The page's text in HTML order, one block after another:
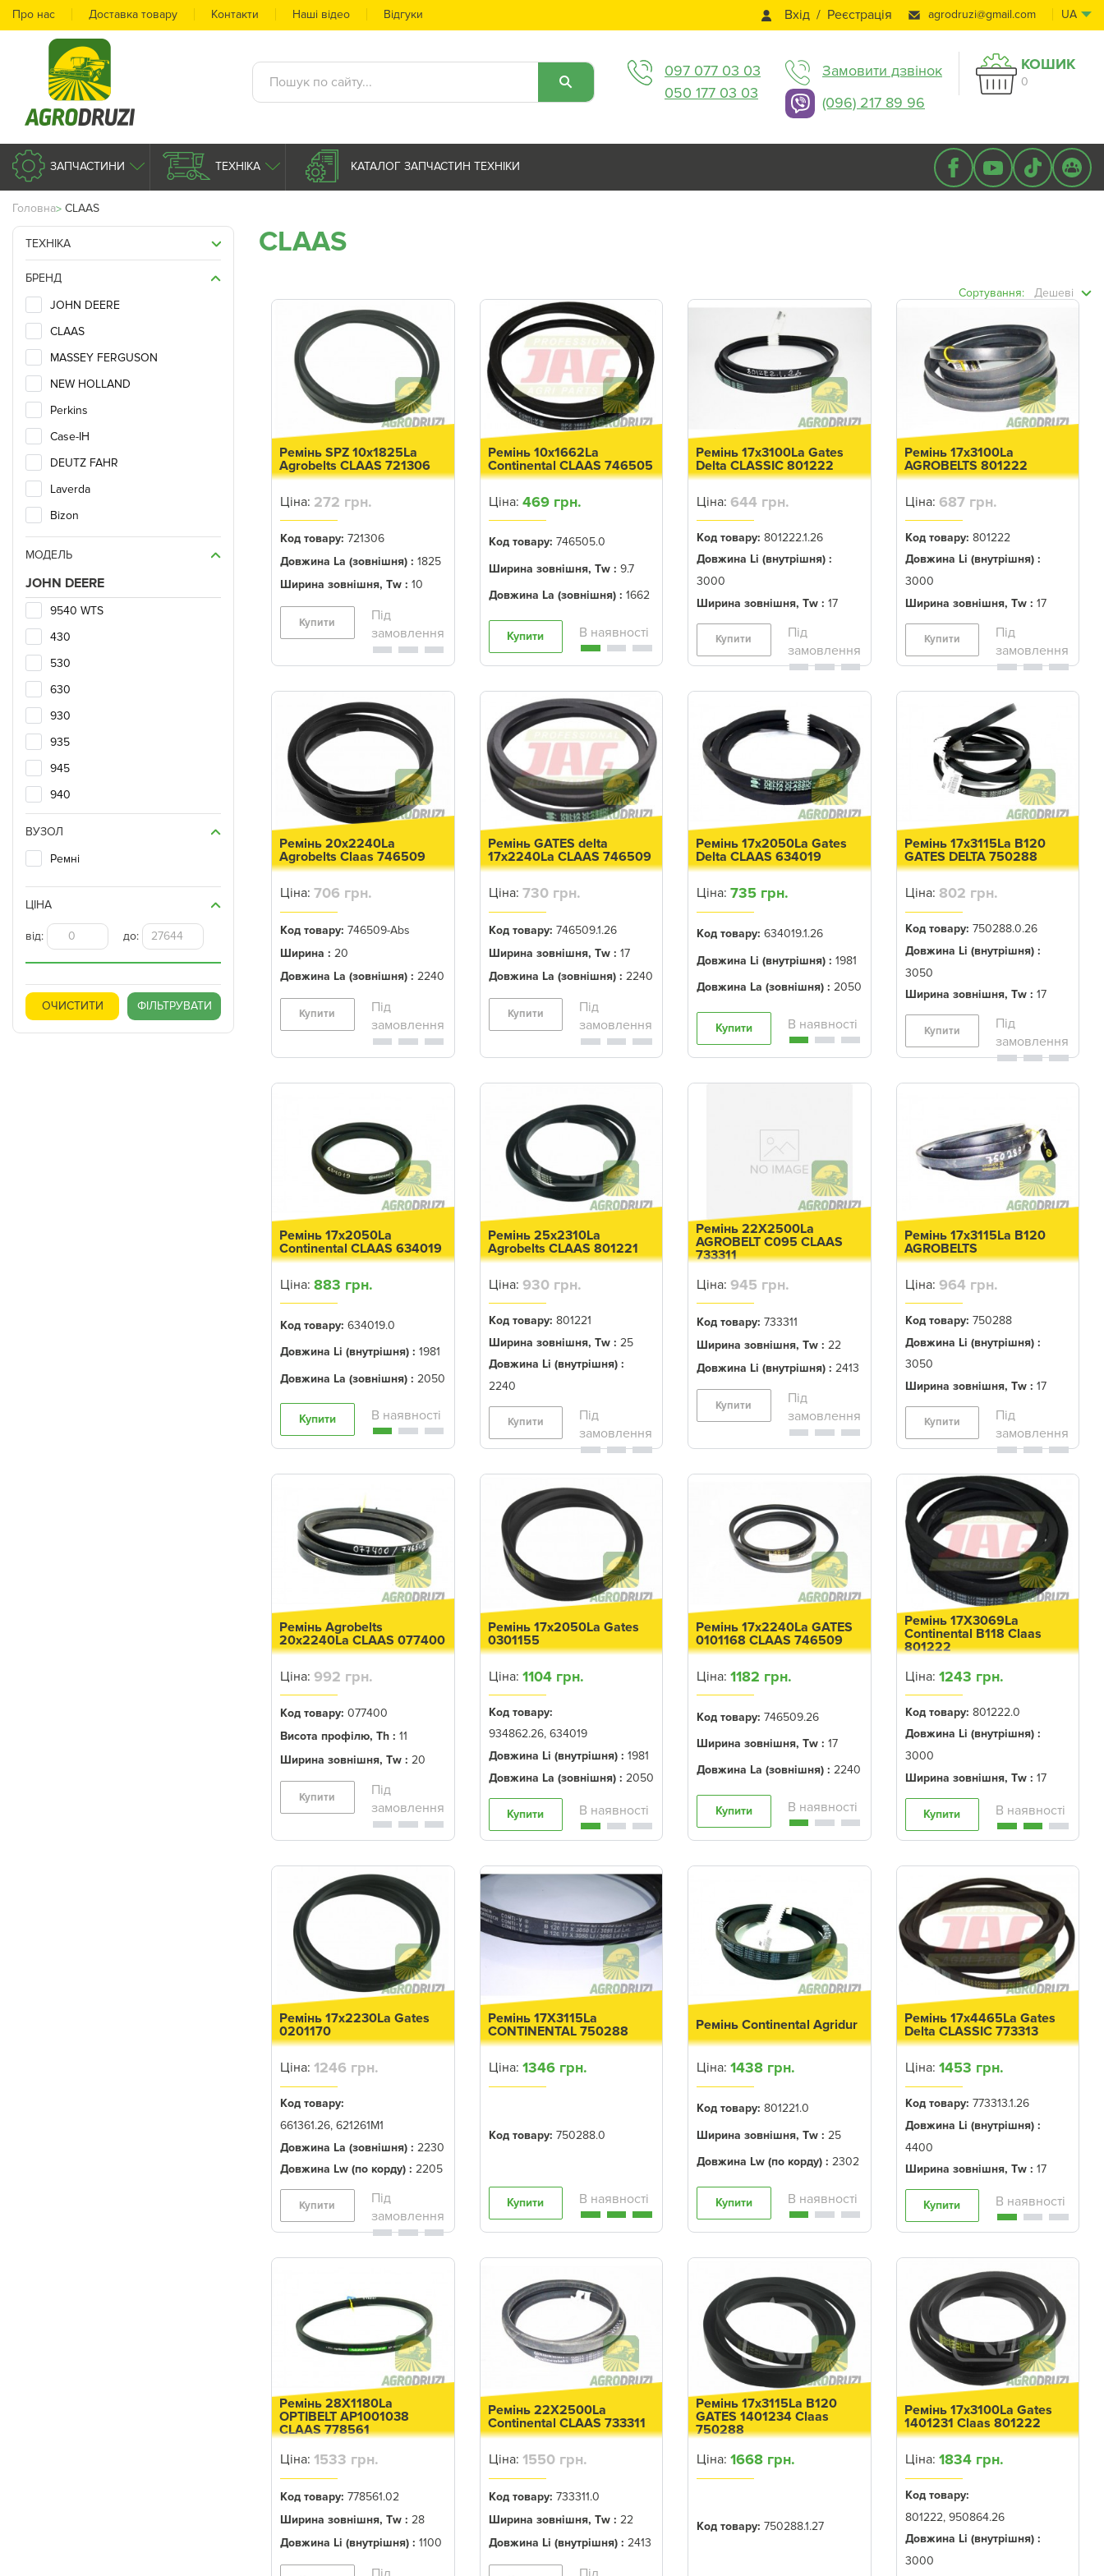
Про нас Доставка товару Контакти Наші відео Відгуки Вхід Реєстрація agrodruzi@gmail.com UA
097 077 03 03
050 177 03 03
Замовити дзвінок
(096) 217 89 96
КОШИК
0
ЗАПЧАСТИНИ ТЕХНІКА КАТАЛОГ ЗАПЧАСТИН ТЕХНІКИ
Головна CLAAS
ТЕХНІКА
БРЕНД
JOHN DEERE
CLAAS
MASSEY FERGUSON
NEW HOLLAND
Perkins
Case-IH
DEUTZ FAHR
Laverda
Bizon
FORD
SAMPO
МОДЕЛЬ
JOHN DEERE
9540 WTS
430
530
630
930
935
945
940
7020
4630
4430
4020
ВУЗОЛ
Ремні
ЦІНА
від: до:
CLAAS
Сортування: Дешеві
Ремінь SPZ 10x1825La
Agrobelts CLAAS 721306
Ціна: 272 грн.
Код товару: 721306
Довжина La (зовнішня) : 1825
Ширина зовнішня, Tw : 10
Купити
Ремінь 10x1662La
Continental CLAAS 746505
Ціна: 469 грн.
Код товару: 746505.0
Ширина зовнішня, Tw : 9.7
Довжина La (зовнішня) : 1662
Купити
Ремінь 17x3100La Gates
Delta CLASSIC 801222
Ціна: 644 грн.
Код товару: 801222.1.26
Довжина Li (внутрішня) :
3000
Ширина зовнішня, Tw : 17
Купити
Ремінь 17x3100La
AGROBELTS 801222
Ціна: 687 грн.
Код товару: 801222
Довжина Li (внутрішня) :
3000
Ширина зовнішня, Tw : 17
Купити
Ремінь 20x2240La
Agrobelts Claas 746509
Ціна: 706 грн.
Код товару: 746509-Abs
Ширина : 20
Довжина La (зовнішня) : 2240
Купити
Ремінь GATES delta
17x2240La CLAAS 746509
Ціна: 730 грн.
Код товару: 746509.1.26
Ширина зовнішня, Tw : 17
Довжина La (зовнішня) : 2240
Купити
Ремінь 17x2050La Gates
Delta CLAAS 634019
Ціна: 735 грн.
Код товару: 634019.1.26
Довжина Li (внутрішня) : 1981
Довжина La (зовнішня) : 2050
Купити
Ремінь 17x3115La B120
GATES DELTA 750288
Ціна: 802 грн.
Код товару: 750288.0.26
Довжина Li (внутрішня) :
3050
Ширина зовнішня, Tw : 17
Купити
Ремінь 17x2050La
Continental CLAAS 634019
Ціна: 883 грн.
Код товару: 634019.0
Довжина Li (внутрішня) : 1981
Довжина La (зовнішня) : 2050
Купити
Ремінь 25x2310La
Agrobelts CLAAS 801221
Ціна: 930 грн.
Код товару: 801221
Ширина зовнішня, Tw : 25
Довжина Li (внутрішня) :
2240
Купити
Ремінь 22X2500La
AGROBELT C095 CLAAS
733311
Ціна: 945 грн.
Код товару: 733311
Ширина зовнішня, Tw : 22
Довжина Li (внутрішня) : 2413
Купити
Ремінь 17x3115La B120
AGROBELTS
Ціна: 964 грн.
Код товару: 750288
Довжина Li (внутрішня) :
3050
Ширина зовнішня, Tw : 17
Купити
Ремінь Agrobelts
20x2240La CLAAS 077400
Ціна: 992 грн.
Код товару: 077400
Висота профілю, Th : 11
Ширина зовнішня, Tw : 20
Купити
Ремінь 17x2050La Gates
0301155
Ціна: 1104 грн.
Код товару:
934862.26, 634019
Довжина Li (внутрішня) : 1981
Довжина La (зовнішня) : 2050
Купити
Ремінь 17x2240La GATES
0101168 CLAAS 746509
Ціна: 1182 грн.
Код товару: 746509.26
Ширина зовнішня, Tw : 17
Довжина La (зовнішня) : 2240
Купити
Ремінь 17X3069La
Continental B118 Claas
801222
Ціна: 1243 грн.
Код товару: 801222.0
Довжина Li (внутрішня) :
3000
Ширина зовнішня, Tw : 17
Купити
Ремінь 17x2230La Gates
0201170
Ціна: 1246 грн.
Код товару:
661361.26, 621261M1
Довжина La (зовнішня) : 2230
Довжина Lw (по корду) : 2205
Купити
Ремінь 17X3115La
CONTINENTAL 750288
Ціна: 1346 грн.
Код товару: 750288.0
Купити
Ремінь Continental Agridur
Ціна: 1438 грн.
Код товару: 801221.0
Ширина зовнішня, Tw : 25
Довжина Lw (по корду) : 2302
Купити
Ремінь 17x4465La Gates
Delta CLASSIC 773313
Ціна: 1453 грн.
Код товару: 773313.1.26
Довжина Li (внутрішня) :
4400
Ширина зовнішня, Tw : 17
Купити
Ремінь 28X1180La
OPTIBELT AP1001038
CLAAS 778561
Ціна: 1533 грн.
Код товару: 778561.02
Ширина зовнішня, Tw : 28
Довжина Li (внутрішня) : 1100
Ремінь 22X2500La
Continental CLAAS 733311
Ціна: 1550 грн.
Код товару: 733311.0
Ширина зовнішня, Tw : 22
Довжина Li (внутрішня) : 2413
Ремінь 17x3115La B120
GATES 1401234 Claas
750288
Ціна: 1668 грн.
Код товару: 750288.1.27
Ремінь 17x3100La Gates
1401231 Claas 801222
Ціна: 1834 грн.
Код товару:
801222, 950864.26
Довжина Li (внутрішня) :
3000